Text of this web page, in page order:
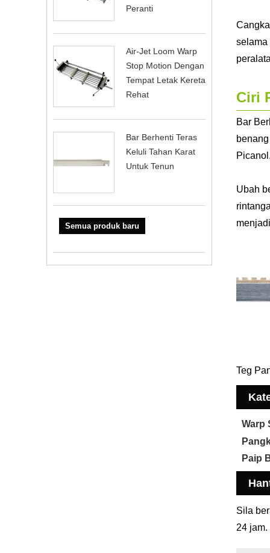
Peranti
Air-Jet Loom Warp
Stop Motion Dengan
Tempat Letak Kereta
Rehat
Bar Berhenti Teras
Keluli Tahan Karat
Untuk Tenun
Semua produk baru
selama
Ciri
Bar
Ubah
Teg
Warp
Paip
Sila
24 jam.